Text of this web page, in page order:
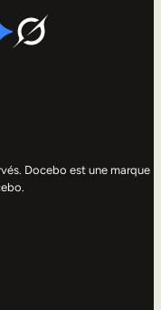
Docebo est une marque